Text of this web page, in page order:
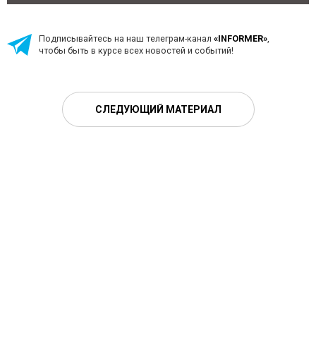
Подписывайтесь на наш телеграм-канал «INFORMER»,
чтобы быть в курсе всех новостей и событий!
СЛЕДУЮЩИЙ МАТЕРИАЛ